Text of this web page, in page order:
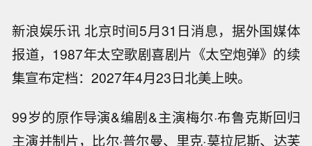
新浪娱乐讯 北京时间5月31日消息，据外国媒体
报道，1987年太空歌剧喜剧片《太空炮弹》的续
集宣布定档：2027年4月23日北美上映。
99岁的原作导演&编剧&主演梅尔·布鲁克斯回归
主演并制片，比尔·普尔曼、里克·莫拉尼斯、达芙